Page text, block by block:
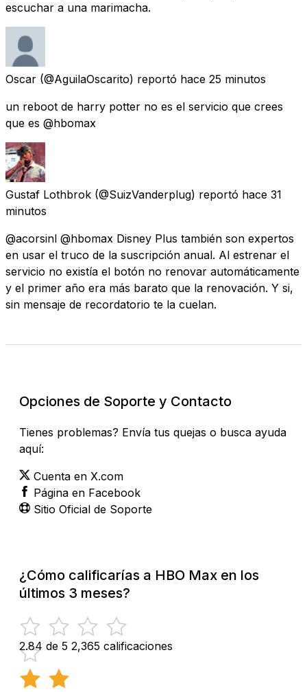
escuchar a una marimacha.
Oscar (@AguilaOscarito) reportó hace 25 minutos
un reboot de harry potter no es el servicio que crees
que es @hbomax
Gustaf Lothbrok (@SuizVanderplug) reportó hace 31
minutos
@acorsinl @hbomax Disney Plus también son expertos
en usar el truco de la suscripción anual. Al estrenar el
servicio no existía el botón no renovar automáticamente
y el primer año era más barato que la renovación. Y si,
sin mensaje de recordatorio te la cuelan.
Opciones de Soporte y Contacto
Tienes problemas? Envía tus quejas o busca ayuda
aquí:
Cuenta en X.com
Página en Facebook
Sitio Oficial de Soporte
¿Cómo calificarías a HBO Max en los
últimos 3 meses?
2.84 de 5 2,365 calificaciones